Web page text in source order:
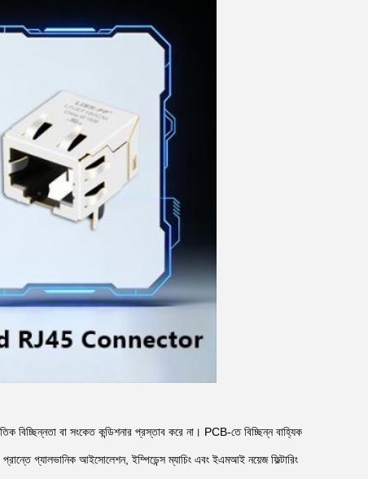
বিচ্ছিন্নতা বা সংকেত কন্ডিশনার প্রস্তাব করে না। PCB-তে বিচ্ছিন্ন বাহ্যিক
গ্যালভানিক আইসোলেশন, ইম্পিডেন্স ম্যাচিং এবং ইএমআই নয়েজ ফিল্টারিং